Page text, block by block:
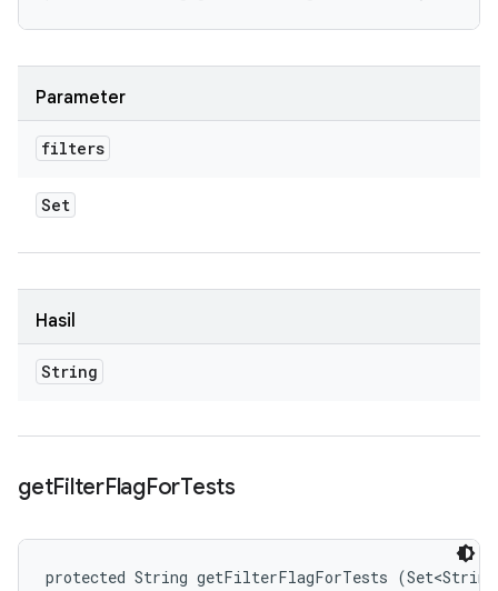
Parameter
filters
Set
Hasil
String
getFilterFlagForTests
protected String getFilterFlagForTests